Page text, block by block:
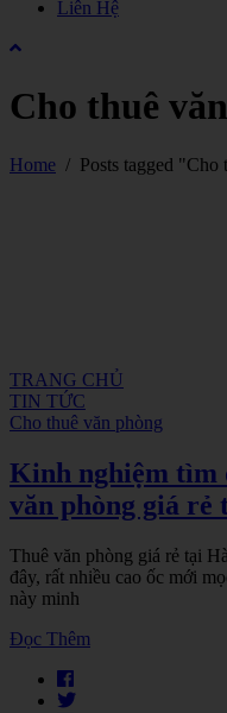
Liên Hệ
Cho thuê
Home / Posts tagged "Cho
TRANG CHỦ
TIN TỨC
Cho thuê văn phòng
Kinh nghiệm tìm
văn phòng giá rẻ
Thuê văn phòng giá rẻ tại
đây, rất nhiều cao ốc mới
này minh
Đọc Thêm